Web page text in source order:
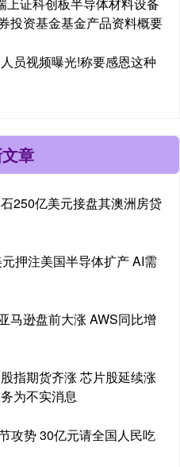
投资基金基金产品资料概要
员视频曝光!称要感恩这种
章
250亿美元接盘其澳洲房贷
押注美国半导体扩产 AI需
马逊盘前大涨 AWS同比增
指期货齐涨 芯片股延续涨
为不实消息
攻势 30亿元请全国人民吃